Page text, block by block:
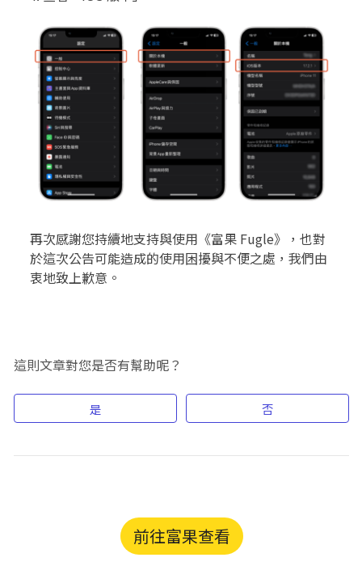
再次感謝您持續地支持與使用《富果 Fugle》，也對
於這次公告可能造成的使用困擾與不便之處，我們由
衷地致上歉意。
這則文章對您是否有幫助呢？
是 否
前往富果查看